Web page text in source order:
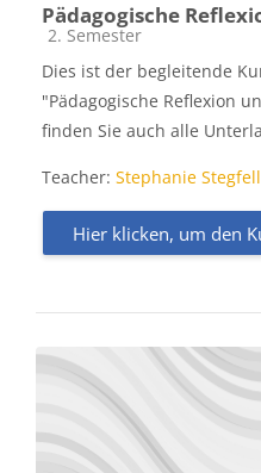
Pädagogische
Kursbereich
2. Semester
Dies ist der begleitende
"Pädagogische Reflexion
finden Sie auch alle
Teacher: Stephanie
Hier klicken, um den